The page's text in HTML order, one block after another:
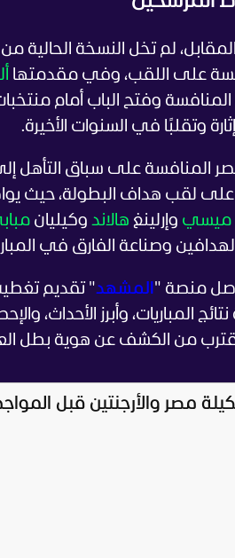
لم تخل النسخة الحالية
على اللقب، وفي مقدمتها
وفتح الباب أمام
إثارة وتقلبًا في السنوات الأخيرة.
المنافسة على سباق التأهل إلى
على لقب هداف البطولة، حيث
ميسي وإرلينغ هالاند وكيليان
وصناعة الفارق في
منصة " المشهد
نتائج المباريات، وأبرز الأحداث،
من الكشف عن هوية بطل
مصر والأرجنتين قبل